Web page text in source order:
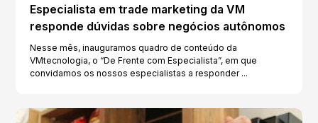
Especialista em trade marketing da VM
responde dúvidas sobre negócios autônomos
Nesse mês, inauguramos quadro de conteúdo da
VMtecnologia, o “De Frente com Especialista”, em que
convidamos os nossos especialistas a responder ...